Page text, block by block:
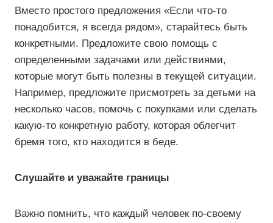
Вместо простого предложения «Если что-то
понадобится, я всегда рядом», старайтесь быть
конкретными. Предложите свою помощь с
определенными задачами или действиями,
которые могут быть полезны в текущей ситуации.
Например, предложите присмотреть за детьми на
несколько часов, помочь с покупками или сделать
какую-то конкретную работу, которая облегчит
бремя того, кто находится в беде.
Слушайте и уважайте границы
Важно помнить, что каждый человек по-своему